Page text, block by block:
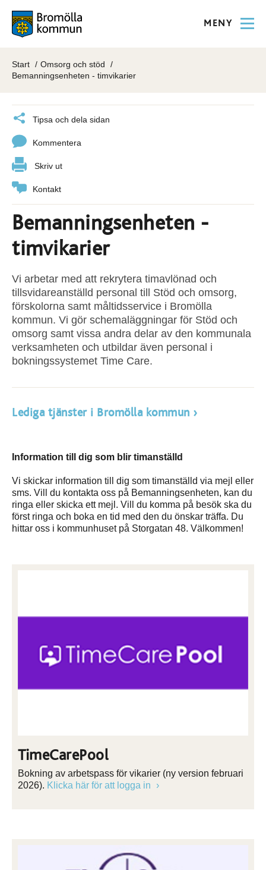
MENY
Start
Omsorg och stöd
Bemanningsenheten - timvikarier
Tipsa och dela sidan
Kommentera
Skriv ut
Kontakt
Bemanningsenheten -
timvikarier
Vi arbetar med att rekrytera timavlönad och
tillsvidareanställd personal till Stöd och omsorg,
förskolorna samt måltidsservice i Bromölla
kommun. Vi gör schemaläggningar för Stöd och
omsorg samt vissa andra delar av den kommunala
verksamheten och utbildar även personal i
bokningssystemet Time Care.
Lediga tjänster i Bromölla kommun
Information till dig som blir timanställd
Vi skickar information till dig som timanställd via mejl eller
sms. Vill du kontakta oss på Bemanningsenheten, kan du
ringa eller skicka ett mejl. Vill du komma på besök ska du
först ringa och boka en tid med den du önskar träffa. Du
hittar oss i kommunhuset på Storgatan 48. Välkommen!
TimeCarePool
Bokning av arbetspass för vikarier (ny version februari
2026). Klicka här för att logga in